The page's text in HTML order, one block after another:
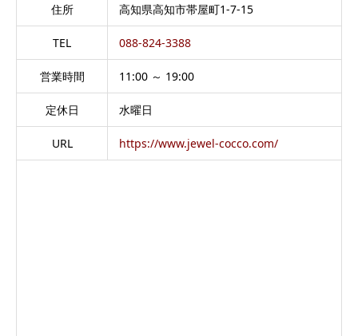
住所 高知県高知市帯屋町1-7-15
TEL 088-824-3388
営業時間 11:00 ～ 19:00
定休日 水曜日
URL https://www.jewel-cocco.com/